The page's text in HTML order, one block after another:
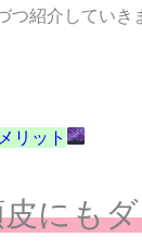
つ紹介してい
リット
にも